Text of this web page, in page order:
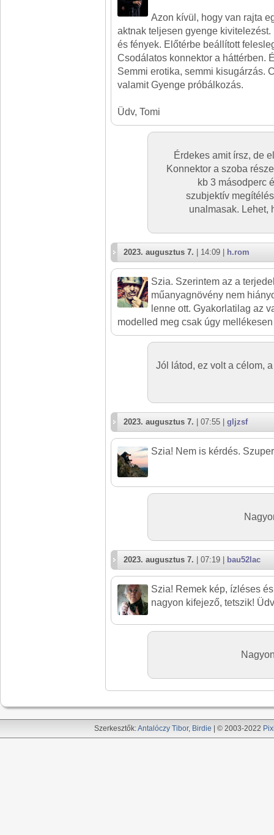
Azon kívül, hogy van rajta
aktnak teljesen gyenge
és fények. Előtérbe beállított
Csodálatos konnektor a háttérben.
Semmi erotika, semmi kisugárzás.
valamit Gyenge próbálkozás.
Üdv, Tomi
Érdekes amit írsz, de
Konnektor a szoba
kb 3 másodperc
szubjektív
unalmasak. Lehet,
2023. augusztus 7. | 14:09 | h.rom
Szia. Szerintem az a
műanyagnövény nem
lenne ott. Gyakorlatilag az
modelled meg csak úgy
Jól látod, ez volt a célom,
2023. augusztus 7. | 07:55 | gljzsf
Szia! Nem is kérdés.
2023. augusztus 7. | 07:19 | bau52lac
Szia! Remek kép, ízléses
nagyon kifejező, tetszik! Üdv
Szerkesztők:Antalóczy Tibor, Birdie | © 2003-2022